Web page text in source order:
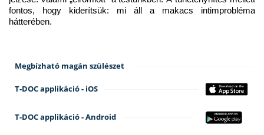
fontos, hogy kiderítsük: mi áll a makacs intimprobléma
hátterében.
Megbízható magán szülészet
T-DOC applikáció - iOS
T-DOC applikáció - Android